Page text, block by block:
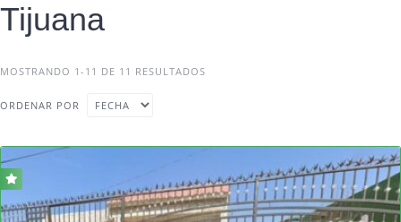
Tijuana
MOSTRANDO 1-11 DE 11 RESULTADOS
ORDENAR POR